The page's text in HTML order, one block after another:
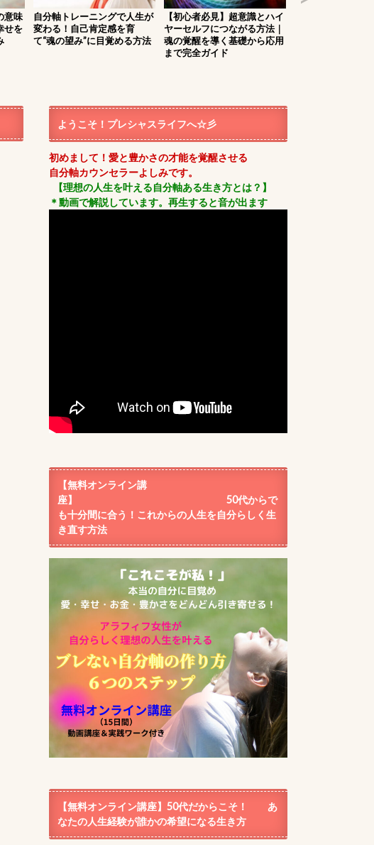
意味
せを
自分軸トレーニングで人生が
変わる！自己肯定感を育
て“魂の望み”に目覚める方法
【初心者必見】超意識とハイ
ヤーセルフにつながる方法｜
魂の覚醒を導く基礎から応用
まで完全ガイド
ようこそ！プレシャスライフへ☆彡
初めまして！愛と豊かさの才能を覚醒させる
自分軸カウンセラーよしみです。
【理想の人生を叶える自分軸ある生き方とは？】
＊動画で解説しています。再生すると音が出ます
【無料オンライン講
座】 50代からで
も十分間に合う！これからの人生を自分らしく生
き直す方法
【無料オンライン講座】50代だからこそ！ あ
なたの人生経験が誰かの希望になる生き方